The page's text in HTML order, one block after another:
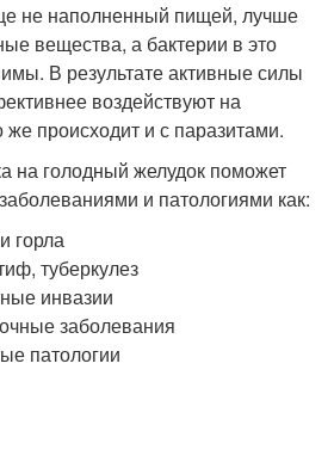
не наполненный пищей, лучше
вещества, а бактерии в это
В результате активные силы
воздействуют на
происходит и с паразитами.
на голодный желудок поможет
и патологиями как:
горла
туберкулез
инвазии
заболевания
патологии